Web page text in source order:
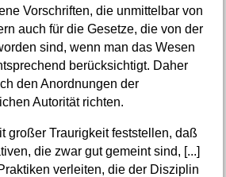
Vorschriften, die unmittelbar von
auch für die Gesetze, die von der
sind, wenn man das Wesen
berücksichtigt. Daher
den Anordnungen der
Autorität richten.
großer Traurigkeit feststellen, daß
die zwar gut gemeint sind, [...]
verleiten, die der Disziplin